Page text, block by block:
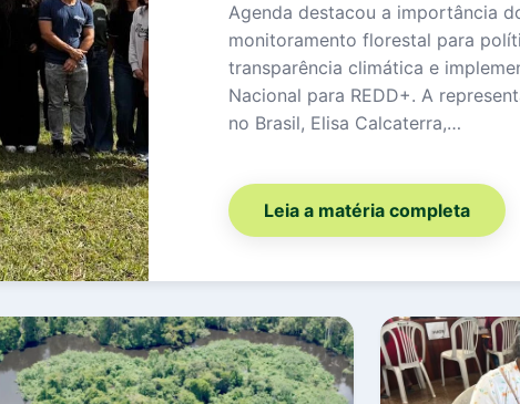
Agenda destacou a importância
monitoramento florestal para
transparência climática e
Nacional para REDD+. A
no Brasil, Elisa Calcaterra,…
Leia a matéria completa